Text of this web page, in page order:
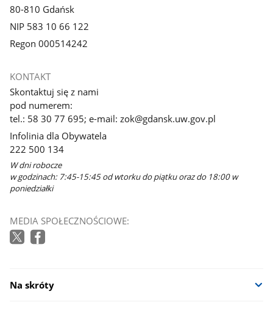
80-810 Gdańsk
NIP 583 10 66 122
Regon 000514242
KONTAKT
Skontaktuj się z nami
pod numerem:
tel.: 58 30 77 695; e-mail: zok@gdansk.uw.gov.pl
Infolinia dla Obywatela
222 500 134
W dni robocze
w godzinach: 7:45-15:45 od wtorku do piątku oraz do 18:00 w
poniedziałki
MEDIA SPOŁECZNOŚCIOWE:
Na skróty